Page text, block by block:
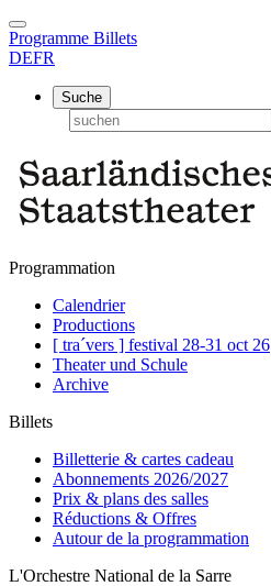
Programme Billets
DEFR
Suche
Programmation
Calendrier
Productions
[ tra´vers ] festival 28-31 oct 26
Theater und Schule
Archive
Billets
Billetterie & cartes cadeau
Abonnements 2026/2027
Prix & plans des salles
Réductions & Offres
Autour de la programmation
L'Orchestre National de la Sarre